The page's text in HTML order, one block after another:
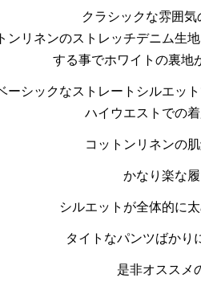
クラシックな雰囲気
ンリネンのストレッチデニム生
する事でホワイトの裏地
ーシックなストレートシルエッ
ハイウエストでの
コットンリネンの
かなり楽な履
シルエットが全体的に
タイトなパンツばかり
是非オススメ